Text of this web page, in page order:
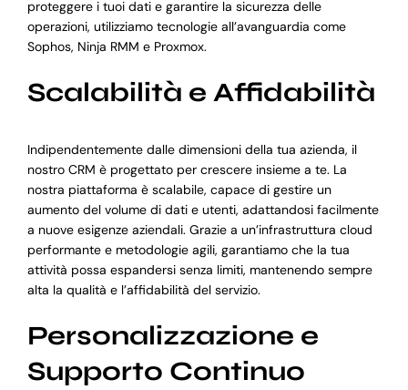
proteggere i tuoi dati e garantire la sicurezza delle
operazioni, utilizziamo tecnologie all’avanguardia come
Sophos, Ninja RMM e Proxmox.
Scalabilità e Affidabilità
Indipendentemente dalle dimensioni della tua azienda, il
nostro CRM è progettato per crescere insieme a te. La
nostra piattaforma è scalabile, capace di gestire un
aumento del volume di dati e utenti, adattandosi facilmente
a nuove esigenze aziendali. Grazie a un’infrastruttura cloud
performante e metodologie agili, garantiamo che la tua
attività possa espandersi senza limiti, mantenendo sempre
alta la qualità e l’affidabilità del servizio.
Personalizzazione e
Supporto Continuo